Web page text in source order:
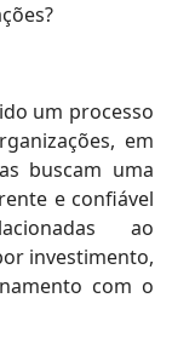
um processo
em
buscam uma
e confiável
ao
investimento,
com o